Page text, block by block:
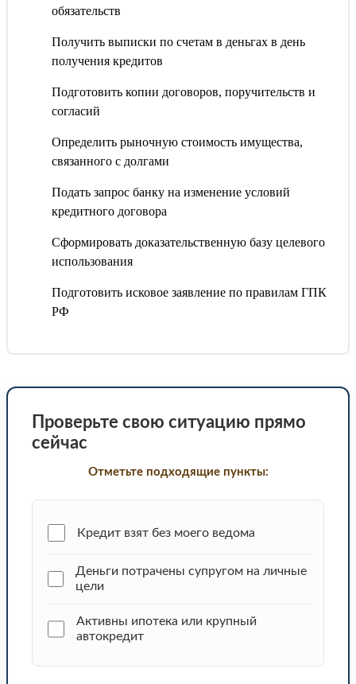
обязательств
Получить выписки по счетам в деньгах в день
получения кредитов
Подготовить копии договоров, поручительств и
согласий
Определить рыночную стоимость имущества,
связанного с долгами
Подать запрос банку на изменение условий
кредитного договора
Сформировать доказательственную базу целевого
использования
Подготовить исковое заявление по правилам ГПК
РФ
Проверьте свою ситуацию прямо
сейчас
Отметьте подходящие пункты:
Кредит взят без моего ведома
Деньги потрачены супругом на личные
цели
Активны ипотека или крупный
автокредит